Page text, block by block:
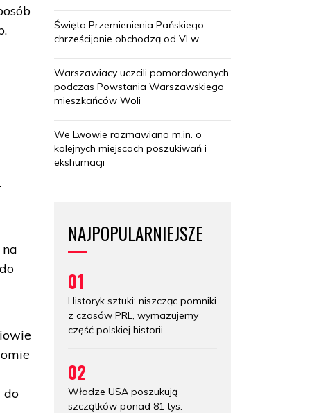
do
Święto Przemienienia Pańskiego
chrześcijanie obchodzą od VI w.
Warszawiacy uczcili pomordowanych
podczas Powstania Warszawskiego
mieszkańców Woli
We Lwowie rozmawiano m.in. o
kolejnych miejscach poszukiwań i
ekshumacji
NAJPOPULARNIEJSZE
01
Historyk sztuki: niszcząc pomniki
z czasów PRL, wymazujemy
część polskiej historii
02
Władze USA poszukują
szczątków ponad 81 tys.